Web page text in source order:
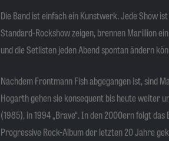
Die Band ist einfach ein Kunstwerk. Jede Show
Standard-Rockshow zeigen, brennen Marillion
und die Setlisten jeden Abend spontan ändern
Nachdem Frontmann Fish abgegangen ist, sind
Hogarth gehen sie konsequent bis heute weiter
(1985), in 1994 „Brave“. In den 2000ern folgt
Progressive Rock-Album der letzten 20 Jahre